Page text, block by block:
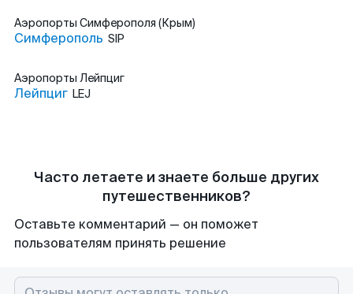
Аэропорты Симферополя (Крым)
Симферополь SIP
Аэропорты Лейпциг
Лейпциг LEJ
Часто летаете и знаете больше других
путешественников?
Оставьте комментарий — он поможет
пользователям принять решение